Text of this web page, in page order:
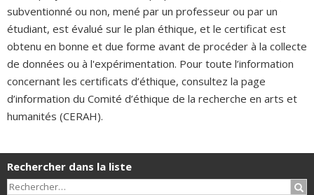
subventionné ou non, mené par un professeur ou par un
étudiant, est évalué sur le plan éthique, et le certificat est
obtenu en bonne et due forme avant de procéder à la collecte
de données ou à l'expérimentation. Pour toute l’information
concernant les certificats d’éthique, consultez la page
d’information du Comité d’éthique de la recherche en arts et
humanités (CERAH).
Rechercher dans la liste